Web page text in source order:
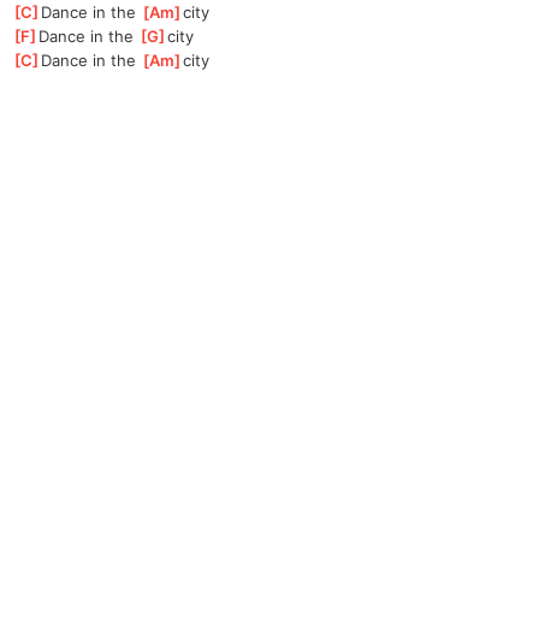
[C ]Dance in the [Am ]
city
[F ]Dance in the [G ]
city
[C ]Dance in the [Am ]
city